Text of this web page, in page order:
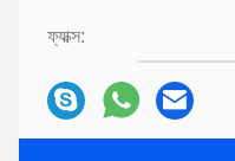
ফ্যাক্স: